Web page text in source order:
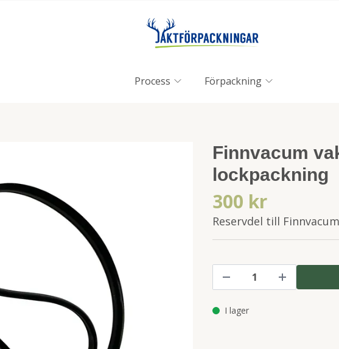
Process Förpackning
Finnvacum
lockpackning
300 kr
Reservdel till
I lager